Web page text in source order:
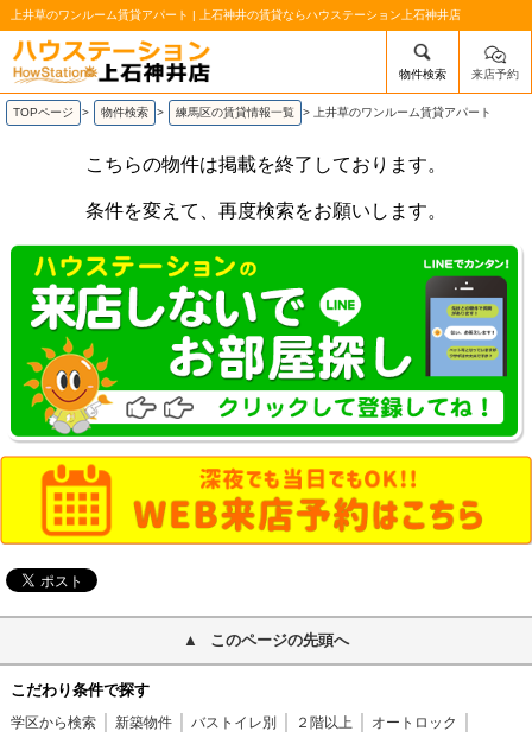
上井草のワンルーム賃貸アパート | 上石神井の賃貸ならハウステーション上石神井店
/mobile_img/head-logo.png
物件検索 来店予約
TOPページ > 物件検索 > 練馬区の賃貸情報一覧 > 上井草のワンルーム賃貸アパート
こちらの物件は掲載を終了しております。
条件を変えて、再度検索をお願いします。
このページの先頭へ
こだわり条件で探す
学区から検索 新築物件 バストイレ別 ２階以上
オートロック